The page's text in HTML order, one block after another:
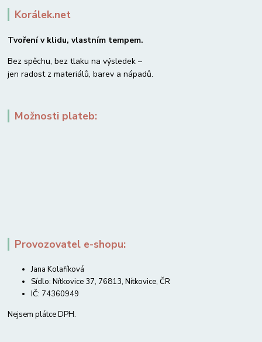
Korálek.net
Tvoření v klidu, vlastním tempem.
Bez spěchu, bez tlaku na výsledek –
jen radost z materiálů, barev a nápadů.
Možnosti plateb:
Provozovatel e-shopu:
Jana Kolaříková
Sídlo: Nítkovice 37, 76813, Nítkovice, ČR
IČ: 74360949
Nejsem plátce DPH.